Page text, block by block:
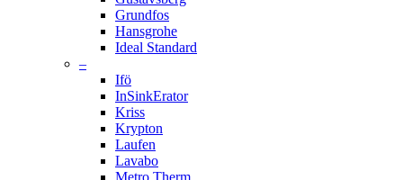
Grundfos
Hansgrohe
Ideal Standard
–
Ifö
InSinkErator
Kriss
Krypton
Laufen
Lavabo
Metro Therm